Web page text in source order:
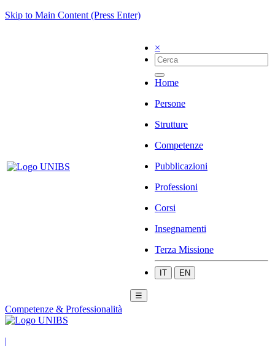
Skip to Main Content (Press Enter)
×
Home
Persone
Strutture
Competenze
Pubblicazioni
Professioni
Corsi
Insegnamenti
Terza Missione
IT EN
☰
Competenze & Professionalità
|